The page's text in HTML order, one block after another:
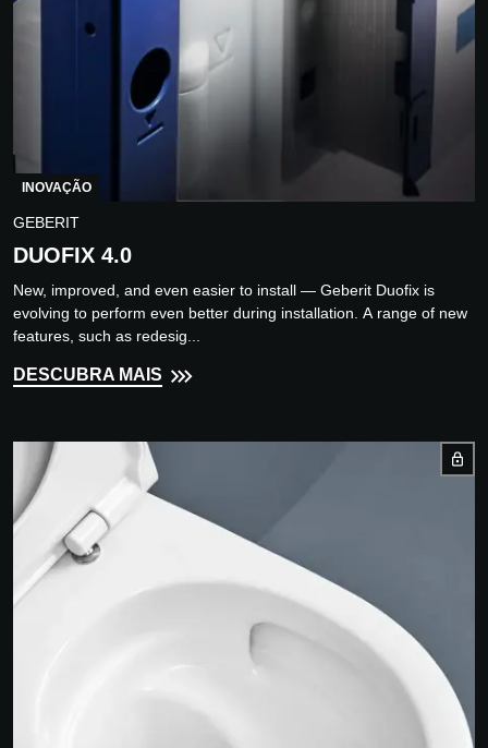
INOVAÇÃO
GEBERIT
DUOFIX 4.0
New, improved, and even easier to install — Geberit Duofix is
evolving to perform even better during installation. A range of new
features, such as redesig...
DESCUBRA MAIS